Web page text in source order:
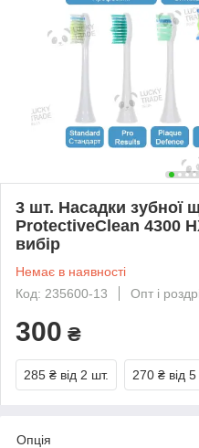
3 шт. Насадки зубної
ProtectiveClean 4300
вибір
Немає в наявності
Код: 235600-13
Опт і
300 ₴
285 ₴ від 2 шт. 270 ₴ від
Опція